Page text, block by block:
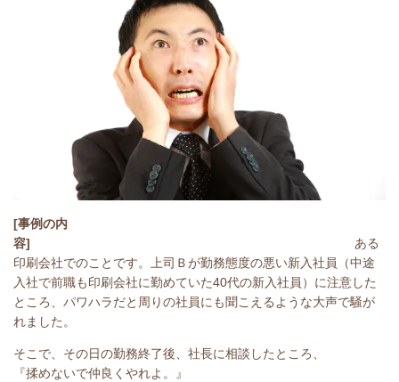
[事例の内
容]
ある
印刷会社でのことです。上司Ｂが勤務態度の悪い新入社員（中途
入社で前職も印刷会社に勤めていた40代の新入社員）に注意した
ところ、パワハラだと周りの社員にも聞こえるような大声で騒が
れました。
そこで、その日の勤務終了後、社長に相談したところ、
『揉めないで仲良くやれよ。』